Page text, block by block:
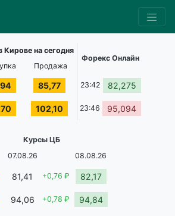
на сегодня
Форекс Онлайн
Продажа
85,77 23:42 82,275
102,10 23:46 95,094
Курсы ЦБ
07.08.26
08.08.26
81,41 +0,76 ₽ 82,17
94,06 +0,78 ₽ 94,84